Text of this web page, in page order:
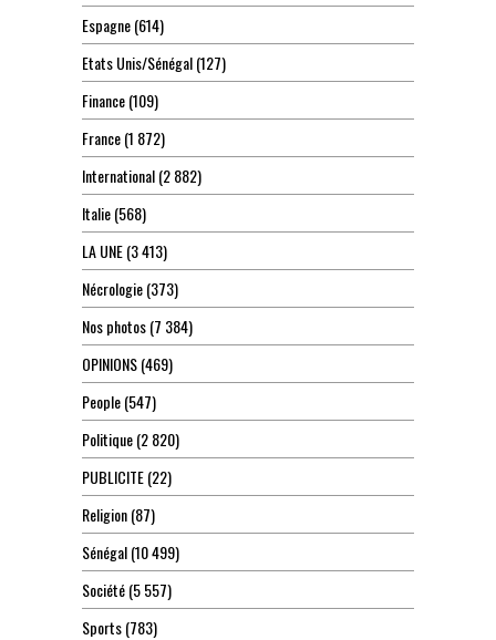
Espagne(614)
Etats Unis/Sénégal(127)
Finance(109)
France(1 872)
International(2 882)
Italie(568)
LA UNE(3 413)
Nécrologie(373)
Nos photos(7 384)
OPINIONS(469)
People(547)
Politique(2 820)
PUBLICITE(22)
Religion(87)
Sénégal(10 499)
Société(5 557)
Sports(783)